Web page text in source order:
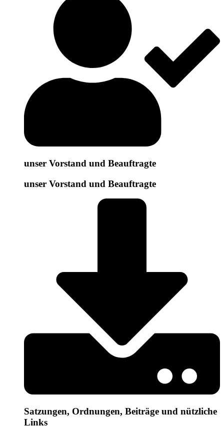
unser Vorstand und Beauftragte
unser Vorstand und Beauftragte
Satzungen, Ordnungen, Beiträge und nützliche
Links